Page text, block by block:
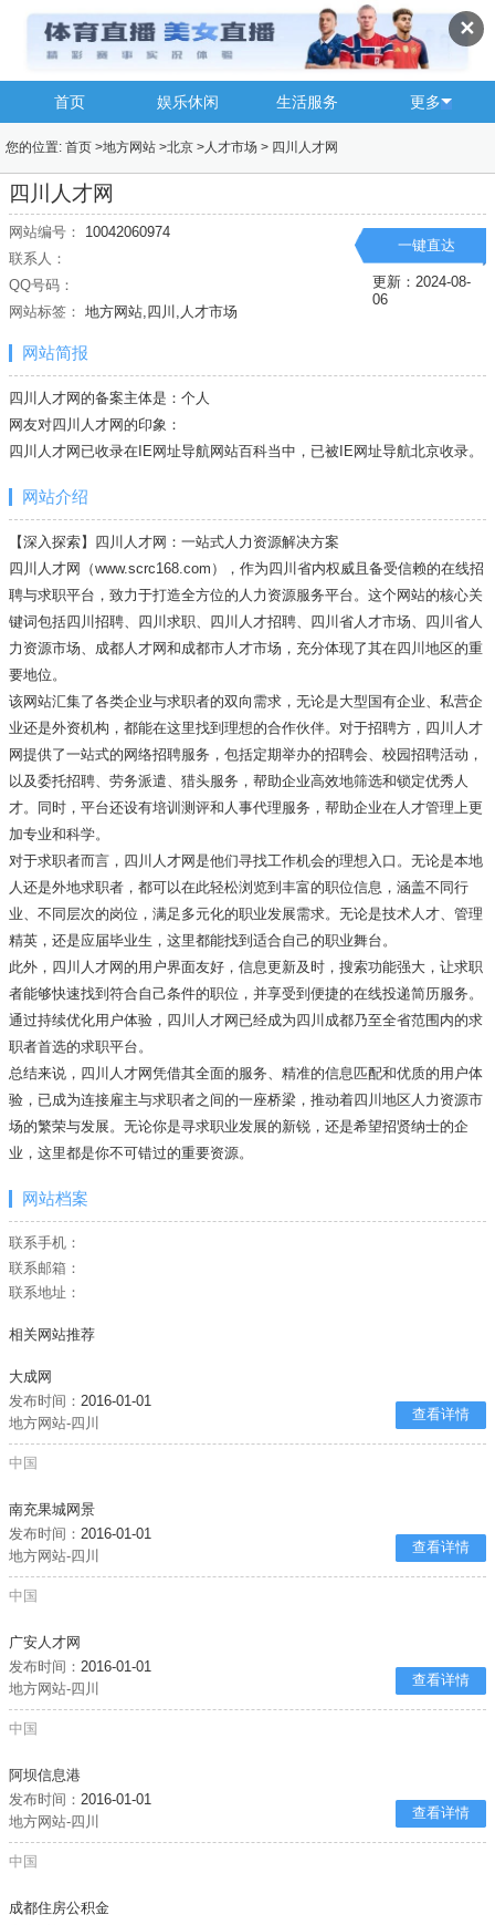
✕
首页 娱乐休闲 生活服务 更多
您的位置: 首页 >地方网站 >北京 > 人才市场 > 四川人才网
四川人才网
网站编号：
10042060974
联系人：
QQ号码：
网站标签： 地方网站,四川,人才市场
一键直达
更新：2024-08-
06
网站简报
四川人才网的备案主体是：个人
网友对四川人才网的印象：
四川人才网已收录在IE网址导航网站百科当中，已被IE网址导航北京收录。
网站介绍
【深入探索】四川人才网：一站式人力资源解决方案
四川人才网（www.scrc168.com），作为四川省内权威且备受信赖的在线招
聘与求职平台，致力于打造全方位的人力资源服务平台。这个网站的核心关
键词包括四川招聘、四川求职、四川人才招聘、四川省人才市场、四川省人
力资源市场、成都人才网和成都市人才市场，充分体现了其在四川地区的重
要地位。
该网站汇集了各类企业与求职者的双向需求，无论是大型国有企业、私营企
业还是外资机构，都能在这里找到理想的合作伙伴。对于招聘方，四川人才
网提供了一站式的网络招聘服务，包括定期举办的招聘会、校园招聘活动，
以及委托招聘、劳务派遣、猎头服务，帮助企业高效地筛选和锁定优秀人
才。同时，平台还设有培训测评和人事代理服务，帮助企业在人才管理上更
加专业和科学。
对于求职者而言，四川人才网是他们寻找工作机会的理想入口。无论是本地
人还是外地求职者，都可以在此轻松浏览到丰富的职位信息，涵盖不同行
业、不同层次的岗位，满足多元化的职业发展需求。无论是技术人才、管理
精英，还是应届毕业生，这里都能找到适合自己的职业舞台。
此外，四川人才网的用户界面友好，信息更新及时，搜索功能强大，让求职
者能够快速找到符合自己条件的职位，并享受到便捷的在线投递简历服务。
通过持续优化用户体验，四川人才网已经成为四川成都乃至全省范围内的求
职者首选的求职平台。
总结来说，四川人才网凭借其全面的服务、精准的信息匹配和优质的用户体
验，已成为连接雇主与求职者之间的一座桥梁，推动着四川地区人力资源市
场的繁荣与发展。无论你是寻求职业发展的新锐，还是希望招贤纳士的企
业，这里都是你不可错过的重要资源。
网站档案
联系手机：
联系邮箱：
联系地址：
相关网站推荐
大成网
发布时间：2016-01-01
地方网站-四川
查看详情
中国
南充果城网景
发布时间：2016-01-01
地方网站-四川
查看详情
中国
广安人才网
发布时间：2016-01-01
地方网站-四川
查看详情
中国
阿坝信息港
发布时间：2016-01-01
地方网站-四川
查看详情
中国
成都住房公积金